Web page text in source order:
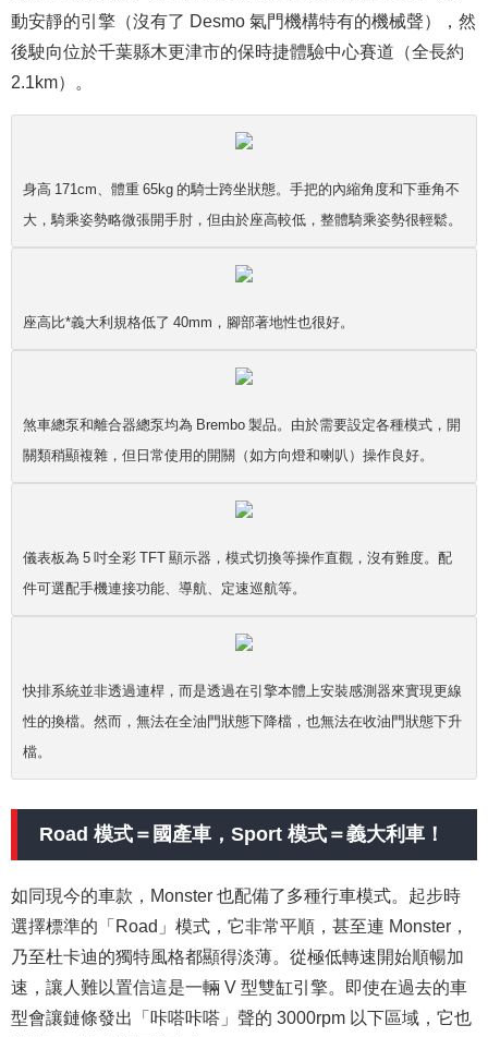
動安靜的引擎（沒有了 Desmo 氣門機構特有的機械聲），然
後駛向位於千葉縣木更津市的保時捷體驗中心賽道（全長約
2.1km）。
身高 171cm、體重 65kg 的騎士跨坐狀態。手把的內縮角度和下垂角不
大，騎乘姿勢略微張開手肘，但由於座高較低，整體騎乘姿勢很輕鬆。
座高比*義大利規格低了 40mm，腳部著地性也很好。
煞車總泵和離合器總泵均為 Brembo 製品。由於需要設定各種模式，開
關類稍顯複雜，但日常使用的開關（如方向燈和喇叭）操作良好。
儀表板為 5 吋全彩 TFT 顯示器，模式切換等操作直觀，沒有難度。配
件可選配手機連接功能、導航、定速巡航等。
快排系統並非透過連桿，而是透過在引擎本體上安裝感測器來實現更線
性的換檔。然而，無法在全油門狀態下降檔，也無法在收油門狀態下升
檔。
Road 模式＝國產車，Sport 模式＝義大利車！
如同現今的車款，Monster 也配備了多種行車模式。起步時
選擇標準的「Road」模式，它非常平順，甚至連 Monster，
乃至杜卡迪的獨特風格都顯得淡薄。從極低轉速開始順暢加
速，讓人難以置信這是一輛 V 型雙缸引擎。即使在過去的車
型會讓鏈條發出「咔嗒咔嗒」聲的 3000rpm 以下區域，它也